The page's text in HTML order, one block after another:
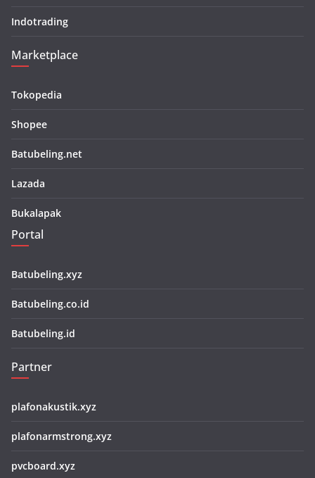
Indotrading
Marketplace
Tokopedia
Shopee
Batubeling.net
Lazada
Bukalapak
Portal
Batubeling.xyz
Batubeling.co.id
Batubeling.id
Partner
plafonakustik.xyz
plafonarmstrong.xyz
pvcboard.xyz